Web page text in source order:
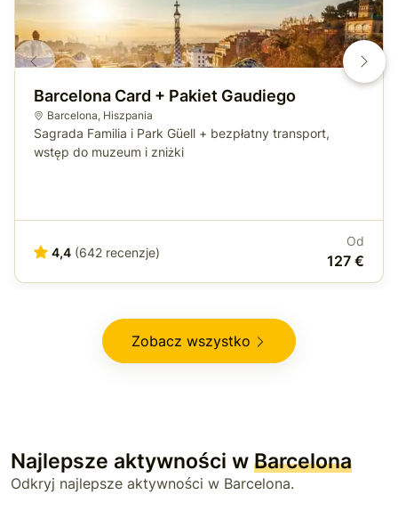
Barcelona Card + Pakiet Gaudiego
Barcelona, Hiszpania
Sagrada Familia i Park Güell + bezpłatny transport,
wstęp do muzeum i zniżki
4,4 (642 recenzje)
Od
127 €
Zobacz wszystko
Najlepsze aktywności w Barcelona
Odkryj najlepsze aktywności w Barcelona.